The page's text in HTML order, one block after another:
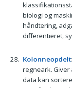
biologi og
håndtering,
differentieret,
Kolonneopdelt
regneark. Giver
data kan